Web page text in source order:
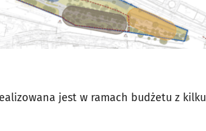
jest w ramach budżetu z kilku